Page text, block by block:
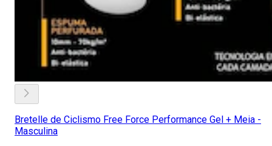
Bretelle de Ciclismo Free Force Performance Gel + Meia -
Masculina